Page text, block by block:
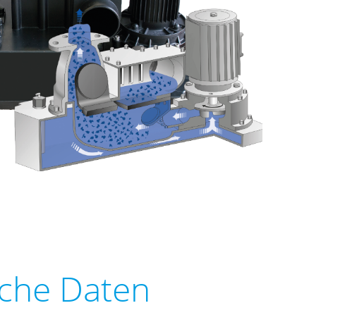
Daten